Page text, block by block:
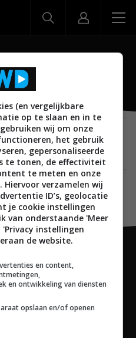
AUDIO 08 MEI 2025
opent pop-up met
(en vergelijkbare
op te slaan en in te
wij om onze
het gebruik
gepersonaliseerde
te tonen, de effectiviteit
te meten en onze
verzamelen wij
ID’s, geolocatie
je cookie instellingen
van onderstaande 'Meer
instellingen
de website.
en content,
en ontwikkeling van diensten
opslaan en/of openen